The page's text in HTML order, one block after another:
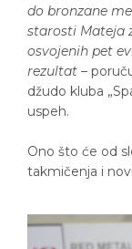
do bronzane
starosti Mateja
osvojenih pet
rezultat –
džudo kluba
uspeh.
Ono što će od
takmičenja i